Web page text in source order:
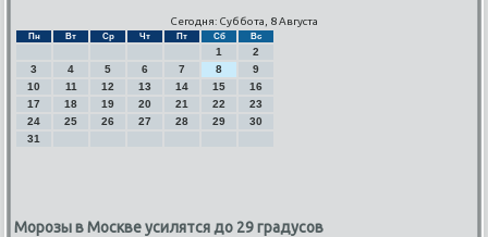
Сегодня: Суббота, 8 Августа
Пн Вт Ср Чт Пт Сб Вс
1
2
3
4 5 6 7 8
9
10
11 12 13 14 15
16
17
18 19 20 21 22
23
24
25 26 27 28 29
30
31
Морозы в Москве усилятся до 29 градусов